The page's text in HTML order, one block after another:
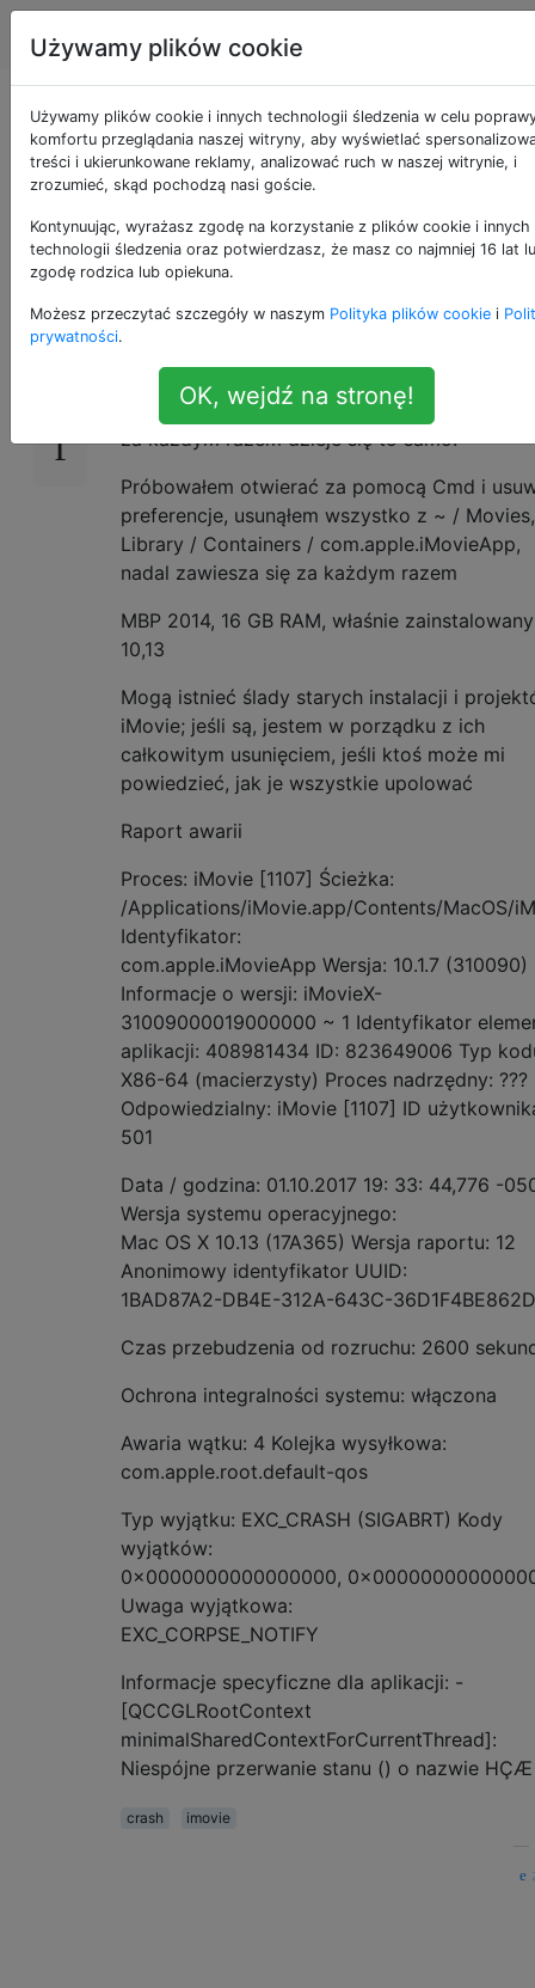
Apple Tagi
Program iMovie ulega
awarii podczas
uruchamiania
10
Właśnie zainstalowałem iMovie z App Store.
uruchomieniu kreatora powitalnego.
ponownie, usunąłem i ponownie
za każdym razem dzieje się to samo.
Próbowałem otwierać za pomocą Cmd i
preferencje, usunąłem wszystko z ~ /
Library / Containers / com.apple.iMovieApp,
nadal zawiesza się za każdym razem
MBP 2014, 16 GB RAM, właśnie zainstalowany
10,13
Mogą istnieć ślady starych instalacji i
iMovie; jeśli są, jestem w porządku z ich
całkowitym usunięciem, jeśli ktoś może mi
powiedzieć, jak je wszystkie upolować
Raport awarii
Proces: iMovie [1107] Ścieżka:
/Applications/iMovie.app/Contents/MacOS/
Identyfikator:
com.apple.iMovieApp Wersja: 10.1.7 (310090)
Informacje o wersji: iMovieX-
31009000019000000 ~ 1 Identyfikator
aplikacji: 408981434 ID: 823649006 Typ
X86-64 (macierzysty) Proces nadrzędny: ???
Odpowiedzialny: iMovie [1107] ID
501
Data / godzina: 01.10.2017 19: 33: 44,776 -
Wersja systemu operacyjnego:
Mac OS X 10.13 (17A365) Wersja raportu: 12
Anonimowy identyfikator UUID:
1BAD87A2-DB4E-312A-643C-36D1F4BE862D
Czas przebudzenia od rozruchu: 2600
Ochrona integralności systemu: włączona
Awaria wątku: 4 Kolejka wysyłkowa:
com.apple.root.default-qos
Typ wyjątku: EXC_CRASH (SIGABRT) Kody
wyjątków:
0x0000000000000000,
Uwaga wyjątkowa:
EXC_CORPSE_NOTIFY
Informacje specyficzne dla aplikacji: -
[QCCGLRootContext
minimalSharedContextForCurrentThread]:
Niespójne przerwanie stanu () o nazwie
crash
imovie
Używamy plików cookie
Używamy plików cookie i innych technologii śledzenia w celu
komfortu przeglądania naszej witryny, aby wyświetlać
treści i ukierunkowane reklamy, analizować ruch w naszej witrynie, i
zrozumieć, skąd pochodzą nasi goście.
Kontynuując, wyrażasz zgodę na korzystanie z plików cookie i innych
technologii śledzenia oraz potwierdzasz, że masz co najmniej 16 lat
zgodę rodzica lub opiekuna.
Możesz przeczytać szczegóły w naszym Polityka plików cookie i
prywatności.
OK, wejdź na stronę!